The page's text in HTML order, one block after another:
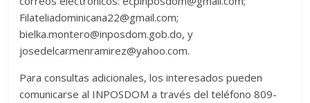
Filateliadominicana22@gmail.com;
bielka.montero@inposdom.gob.do, y
josedelcarmenramirez@yahoo.com.
Para consultas adicionales, los interesados pueden
comunicarse al INPOSDOM a través del teléfono 809-